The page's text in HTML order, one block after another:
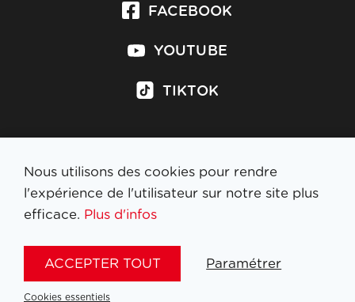
FACEBOOK
YOUTUBE
TIKTOK
S'inscrire à la newsletter
Nous utilisons des cookies pour rendre
l'expérience de l'utilisateur sur notre site plus
efficace. Plus d'infos
ACCEPTER TOUT Paramétrer
Cookies essentiels